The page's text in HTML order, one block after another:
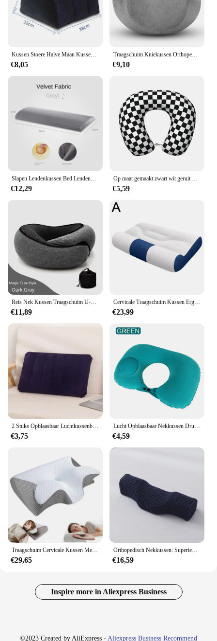
€8,05
Traagschuim Kniekussen Orthopedisch Been Kussen Kussen Ondersteuning Pijnstiller Bescherming Knie En Benen
€9,10
€12,29 €5,59
Reis Nek Kussen Traagschuim U-Vormige Kussen Slak Stijl Reisneksteun Draagbare Verstelbare Zachte Middagpauze Kussens
€11,89
Cervicale Traagschuim Kussen Ergonomisch Ganzendons Kussen Slaap Verbetering Van Cervicale Ondersteuning Comfort Ganzendons Kussen Verbetering Nieuw
€23,99
2 Stuks Opblaasbaar Luchtkussenbed Slaap Camping Kussen Draagbare Ultralichte Reis Strandvliegtuig Hoofdsteun Kussens
€3,75
Lucht Opblaasbaar Nekkussen Druk Type Reiskussen Draagbaar Slapen Vliegtuig Kussen Neksteun Autokussen Beddengoed Kussen
€4,59
Traagschuim Cervicale Kussen Met Voorgevormde Steunkussens Die Slapen Voor Nekpijnverlichting Maag-Of Zijslapers Voor Volwassenen
€29,65
Orthopedisch Nekkussen: Superieure Cervicale Ondersteuning Zacht Traagschuim, Ademend Wasbaar, Ideaal Voor Elke Slaper
€16,59
Inspire more in Aliexpress Business
©2023 Created by AliExpress - Aliexpress Business Recommend